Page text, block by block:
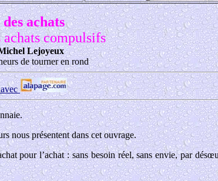
achats
compulsifs
Lejoyeux
de tourner en rond
nous présentent dans cet ouvrage.
pour l’achat : sans besoin réel, sans envie, par